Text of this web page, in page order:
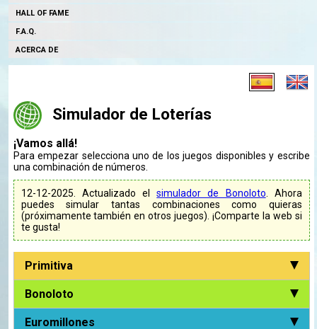
HALL OF FAME
F.A.Q.
ACERCA DE
Simulador de Loterías
¡Vamos allá!
Para empezar selecciona uno de los juegos disponibles y escribe
una combinación de números.
12-12-2025. Actualizado elsimulador de Bonoloto . Ahora
puedes simular tantas combinaciones como quieras
(próximamente también en otros juegos). ¡Comparte la web si
te gusta!
Primitiva
Bonoloto
Euromillones